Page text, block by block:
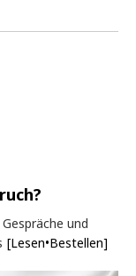
und
[Lesen•Bestellen]